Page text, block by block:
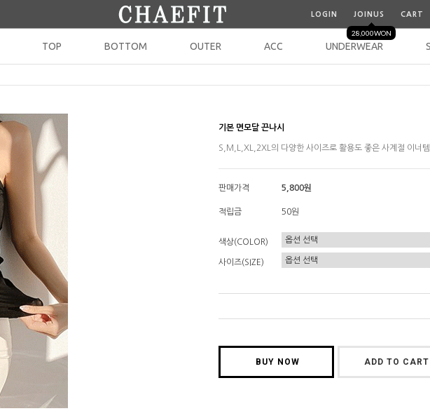
LOGIN JOINUS
28,000WON
CART
TOP BOTTOM OUTER ACC UNDERWEAR
기본 면모달 끈나시
S,M,L,XL,2XL의 다양한 사이즈로 활용도 좋은 사계절 이너
판매가격 5,800원
적립금 50원
색상(COLOR)
사이즈(SIZE)
BUY NOW ADD TO CART